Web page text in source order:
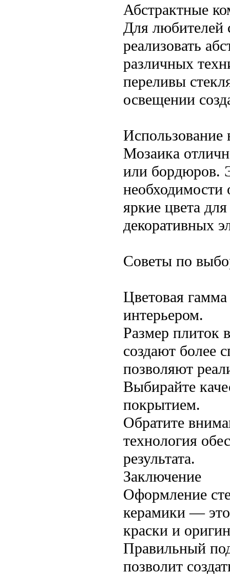
Абстрактные
Для любителей
реализовать
различных
переливы
освещении
Мозаика
или бордюров.
яркие цвета
декоративных
Советы по
Цветовая
интерьером.
Размер плиток
создают более
позволяют
Выбирайте
покрытием.
Обратите
технология
результата.
Заключение
Оформление
керамики — это
краски и
Правильный
позволит